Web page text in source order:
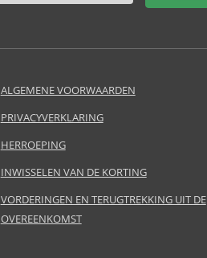
ALGEMENE VOORWAARDEN
PRIVACYVERKLARING
HERROEPING
INWISSELEN VAN DE KORTING
VORDERINGEN EN TERUGTREKKING UIT DE
OVEREENKOMST